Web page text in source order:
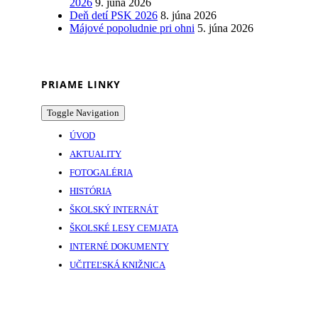
2026 9. júna 2026
Deň detí PSK 2026 8. júna 2026
Májové popoludnie pri ohni 5. júna 2026
PRIAME LINKY
Toggle Navigation
ÚVOD
AKTUALITY
FOTOGALÉRIA
HISTÓRIA
ŠKOLSKÝ INTERNÁT
ŠKOLSKÉ LESY CEMJATA
INTERNÉ DOKUMENTY
UČITEĽSKÁ KNIŽNICA